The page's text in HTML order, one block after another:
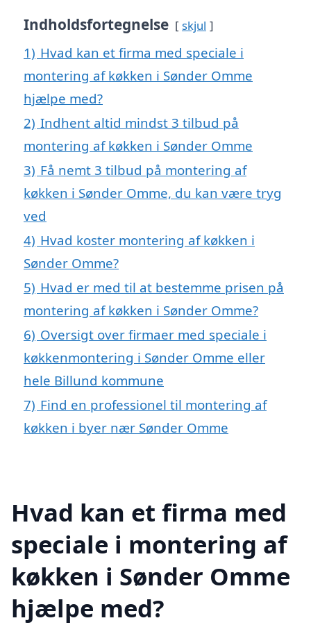
Indholdsfortegnelse skjul
1) Hvad kan et firma med speciale i
montering af køkken i Sønder Omme
hjælpe med?
2) Indhent altid mindst 3 tilbud på
montering af køkken i Sønder Omme
3) Få nemt 3 tilbud på montering af
køkken i Sønder Omme, du kan være tryg
ved
4) Hvad koster montering af køkken i
Sønder Omme?
5) Hvad er med til at bestemme prisen på
montering af køkken i Sønder Omme?
6) Oversigt over firmaer med speciale i
køkkenmontering i Sønder Omme eller
hele Billund kommune
7) Find en professionel til montering af
køkken i byer nær Sønder Omme
Hvad kan et firma med
speciale i montering af
køkken i Sønder Omme
hjælpe med?